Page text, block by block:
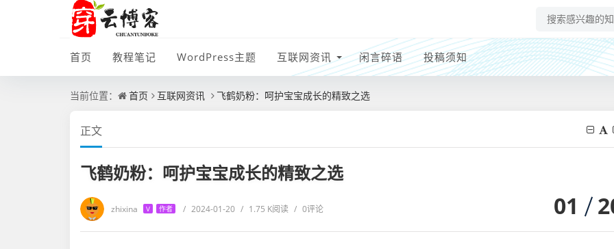
首页 教程笔记 WordPress主题 互联网资讯 闲言碎语 投稿须知
当前位置： 首页 互联网资讯 飞鹤奶粉：呵护宝宝成长的精致之选
正文
飞鹤奶粉：呵护宝宝成长的精致之选
zhixina V 作者 / 2024-01-20 / 1.75 K阅读 / 0评论 01